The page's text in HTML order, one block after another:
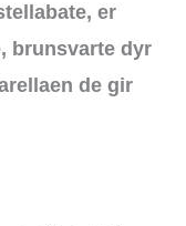
er
brunsvarte dyr
de gir